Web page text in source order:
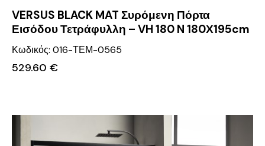
VERSUS BLACK MAT Συρόμενη Πόρτα
Εισόδου Τετράφυλλη – VH 180 N 180Χ195cm
Κωδικός: 016-ΤΕΜ-0565
529.60 €